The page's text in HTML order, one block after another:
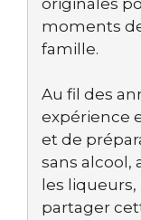
originales
moments
famille.
Au fil des
expérience
et de
sans alcool,
les
partager